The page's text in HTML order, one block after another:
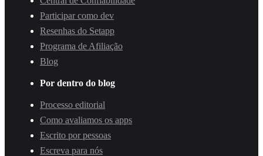
Participar como dev
Resenhas do Setapp
Programa de Afiliação
Blog
Por dentro do blog
Processo editorial
Como avaliamos os apps
Escrito por pessoas
Escreva para nós